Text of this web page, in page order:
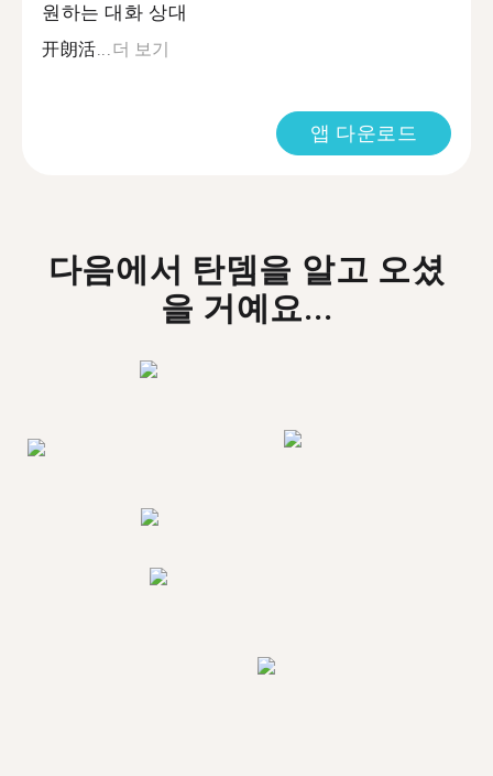
원하는 대화 상대
开朗活...더 보기
앱 다운로드
다음에서 탄뎀을 알고 오셨
을 거예요...